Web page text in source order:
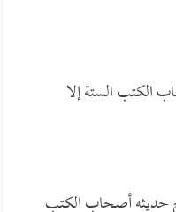
الكتب الستة إلا
حديثه أصحاب الكتب